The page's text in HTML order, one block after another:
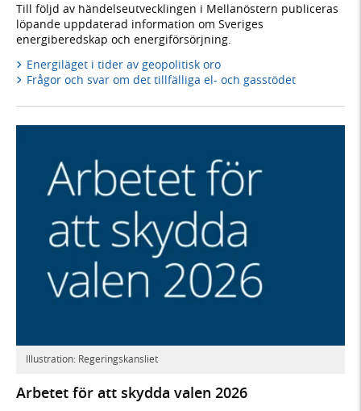
Till följd av händelseutvecklingen i Mellanöstern publiceras
löpande uppdaterad information om Sveriges
energiberedskap och energiförsörjning.
Energiläget i tider av geopolitisk oro
Frågor och svar om det tillfälliga el- och gasstödet
Illustration: Regeringskansliet
Arbetet för att skydda valen 2026